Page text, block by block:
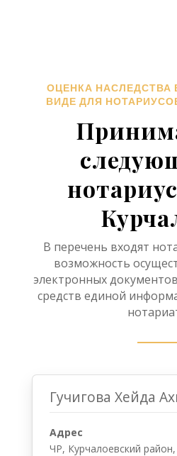
ОЦЕНКА НАСЛЕДСТВА
ВИДЕ ДЛЯ
В перечень входят
возможность
электронных
средств единой
Гучигова Хейда
Адрес
ЧР, Курчалоевский